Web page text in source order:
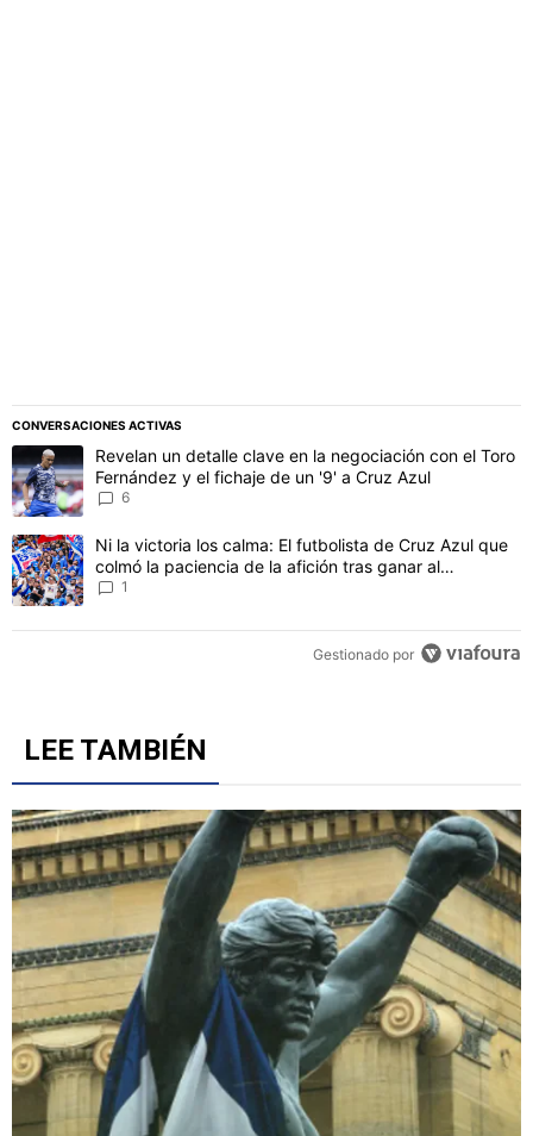
CONVERSACIONES ACTIVAS
Este listado muestra los artículos con más comentarios en los
Un artículo de tendencia con el título "Revelan un detalle clave
Revelan un detalle clave en la negociación con el Toro
Fernández y el fichaje de un '9' a Cruz Azul
6
Un artículo de tendencia con el título "Ni la victoria los calma: El
Ni la victoria los calma: El futbolista de Cruz Azul que
colmó la paciencia de la afición tras ganar al
Philadelphia
1
Gestionado por
LEE TAMBIÉN